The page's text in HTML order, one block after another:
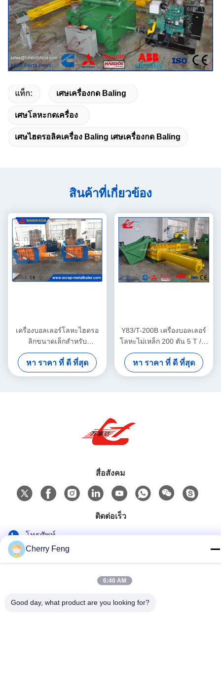
แท็ก: เศษเครื่องกด Baling
เศษโลหะกดเครื่อง
เศษไฮดรอลิคเครื่อง Baling เศษเครื่องกด Baling
สินค้าที่เกี่ยวข้อง
เครื่องบอลเลอร์โลหะไฮดรอ
ลิกขนาดเล็กสําหรับ
อะลูมิเนียมและทองแดงสกร็อป
พลัง 160 ตันพร้อมเครื่องเย็น
น้ํามันอากาศ
หา ราคา ที่ ดี ที่สุด
Y83/T-200B เครื่องบอลเลอร์
โลหะไม่เหล็ก 200 ตัน 5 T / H
ความจุ PLC การควบคุม
อัตโนมัติ
หา ราคา ที่ ดี ที่สุด
สื่อสังคม
ติดต่อเร็ว
โทรศัพท์
86-135-84177887
sales@balerofchina.com
ที่อยู่
Cherry Feng
6:40 AM
Good day, what product are you looking for?